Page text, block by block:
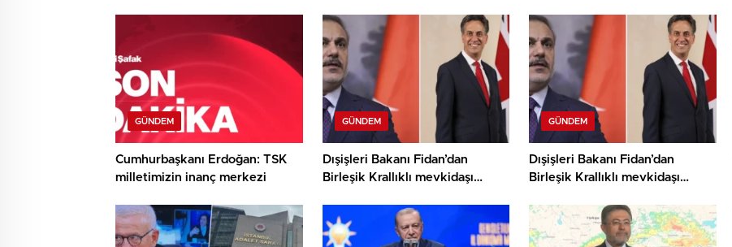
GÜNDEM
Cumhurbaşkanı Erdoğan: TSK
milletimizin inanç merkezi
GÜNDEM
Dışişleri Bakanı Fidan’dan
Birleşik Krallıklı mevkidaşı
GÜNDEM
Dışişleri Bakanı Fidan’dan
Birleşik Krallıklı mevkidaşı